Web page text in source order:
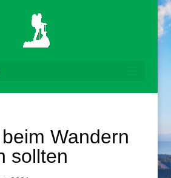
Wandern
sollten